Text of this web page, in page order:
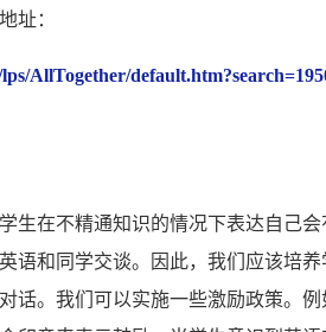
址：
AllTogether/
生在不精通知识的情况下表达自己
语和同学交谈。因此，我们应该培
话。我们可以实施一些激励政策。